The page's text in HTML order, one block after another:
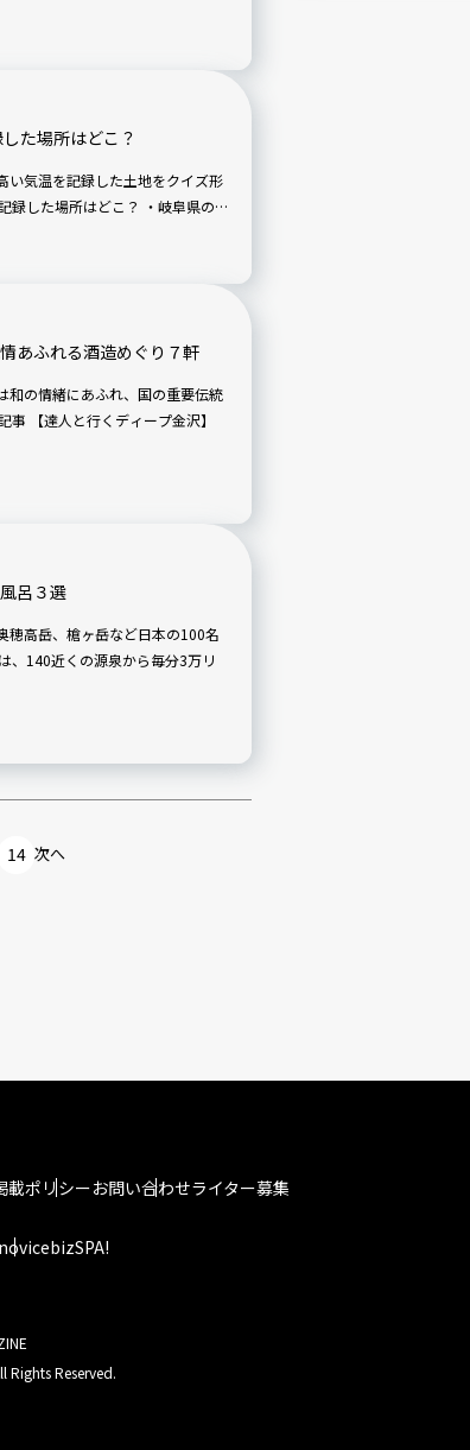
た場所はどこ？
い気温を記録した土地をクイズ形
式で紹介したいと思います。 日本で最も高い気温を記録した場所はどこ？ ・岐阜県の…
あふれる酒造めぐり７軒
和の情緒にあふれ、国の重要伝統
呂３選
穂高岳、槍ヶ岳など日本の100名
14 次へ
載ポリシーお問い合わせライター募集
novicebizSPA!
Rights Reserved.